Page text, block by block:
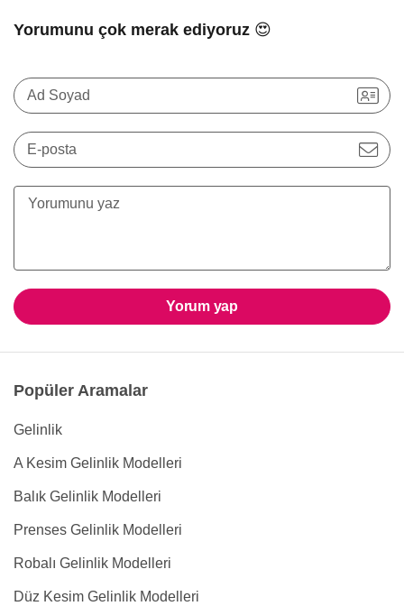
Yorumunu çok merak ediyoruz 😍
Ad Soyad
E-posta
Yorum yap
Popüler Aramalar
Gelinlik
A Kesim Gelinlik Modelleri
Balık Gelinlik Modelleri
Prenses Gelinlik Modelleri
Robalı Gelinlik Modelleri
Düz Kesim Gelinlik Modelleri